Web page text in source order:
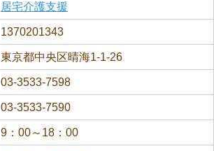
居宅介護支援
1370201343
東京都中央区晴海1-1-26
03-3533-7598
03-3533-7590
9：00～18：00